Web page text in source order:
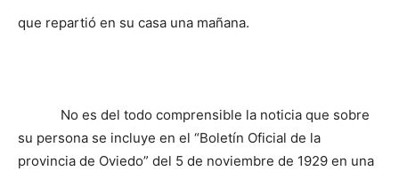
que repartió en su casa una mañana.
No es del todo comprensible la noticia que sobre
su persona se incluye en el “Boletín Oficial de la
provincia de Oviedo” del 5 de noviembre de 1929 en una